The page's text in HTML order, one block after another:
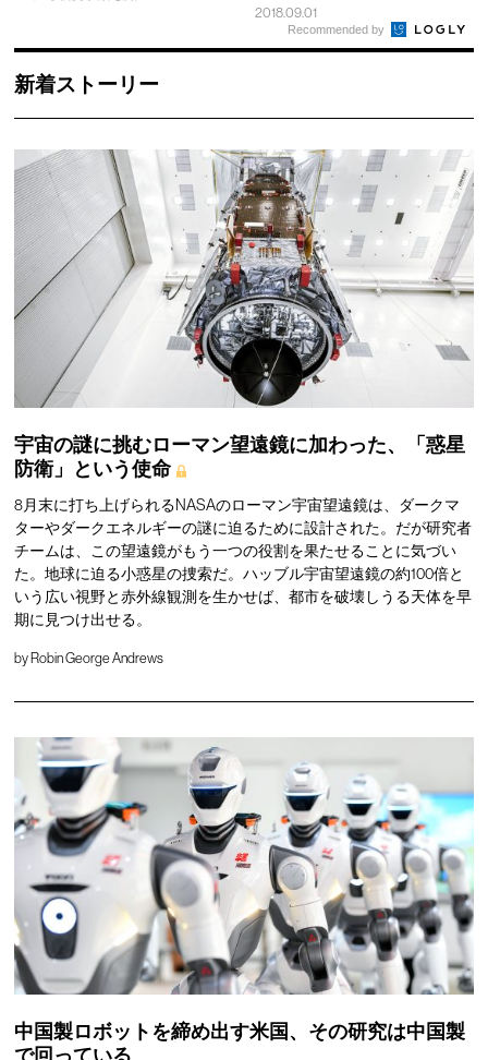
2018.09.01
Recommended by
新着ストーリー
宇宙の謎に挑むローマン望遠鏡に加わった、「惑星
防衛」という使命
8月末に打ち上げられるNASAのローマン宇宙望遠鏡は、ダークマ
ターやダークエネルギーの謎に迫るために設計された。だが研究者
チームは、この望遠鏡がもう一つの役割を果たせることに気づい
た。地球に迫る小惑星の捜索だ。ハッブル宇宙望遠鏡の約100倍と
いう広い視野と赤外線観測を生かせば、都市を破壊しうる天体を早
期に見つけ出せる。
byRobin George Andrews
中国製ロボットを締め出す米国、その研究は中国製